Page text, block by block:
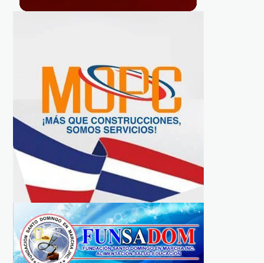
ACUERDO
Indotel e INDEX lanzan en
Nueva York campaña de
alfabetización digital y
educación financiera para
el envío seguro de remesas
REDACCIÓN 7 MESES AGO
GLOBALES
Cómo EE.UU. está
perdiendo la primera
'guerra de memes'
Irán
REDACCIÓN 2 MESES AGO